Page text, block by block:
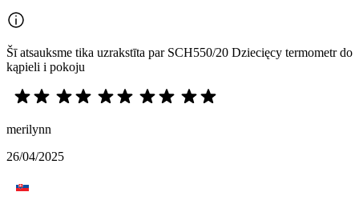
Šī atsauksme tika uzrakstīta par SCH550/20 Dziecięcy termometr do
kąpieli i pokoju
merilynn
26/04/2025